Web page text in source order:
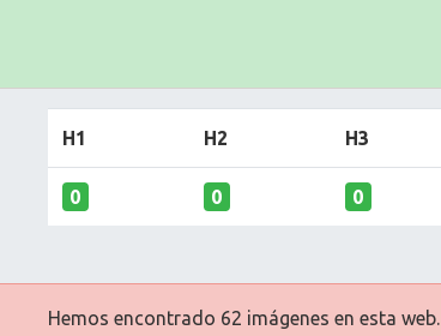
H1 H2 H3
0 0 0
Hemos encontrado 62 imágenes en esta web.